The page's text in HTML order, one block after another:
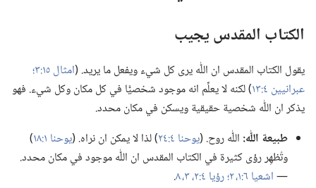
الكتاب المقدس يجيب
يقول الكتاب المقدس ان اللّٰه يرى كل شيء ويفعل ما يريد.‏ (‏امثال ١٥:‏٣؛‏
عبرانيين ٤:‏١٣
‏)‏ لكنه لا يعلِّم انه موجود شخصيًّا في كل مكان وكل شيء.‏ فهو
يذكر ان اللّٰه شخصية حقيقية ويسكن في مكان محدد.‏
طبيعة اللّٰه:‏ اللّٰه روح.‏ (‏يوحنا ٤:‏٢٤ ‏)‏ لذا لا يمكن ان نراه.‏ (‏يوحنا ١:‏١٨
‏)‏
وتُظهِر رؤى كثيرة في الكتاب المقدس ان اللّٰه موجود في مكان محدد.‏
—‏اشعيا ٦:‏​١،‏ ٢؛‏ رؤيا ٤:‏​٢،‏ ٣،‏
‏.‏